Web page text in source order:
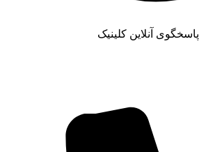
پاسخگوی آنلاین کلینیک